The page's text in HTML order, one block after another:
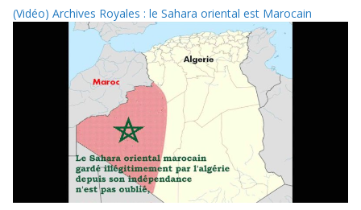
(Vidéo) Archives Royales : le Sahara oriental est Marocain